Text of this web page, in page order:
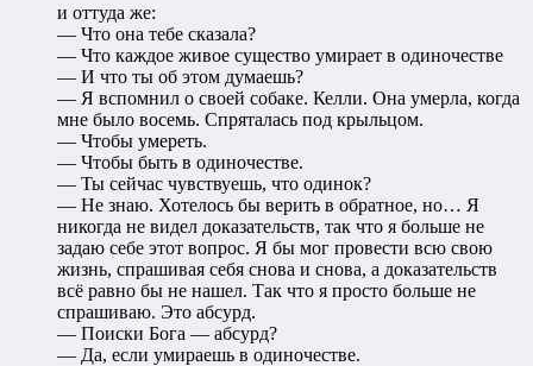
и оттуда же:
— Что она тебе сказала?
— Что каждое живое существо умирает в одиночестве
— И что ты об этом думаешь?
— Я вспомнил о своей собаке. Келли. Она умерла, когда
мне было восемь. Спряталась под крыльцом.
— Чтобы умереть.
— Чтобы быть в одиночестве.
— Ты сейчас чувствуешь, что одинок?
— Не знаю. Хотелось бы верить в обратное, но… Я
никогда не видел доказательств, так что я больше не
задаю себе этот вопрос. Я бы мог провести всю свою
жизнь, спрашивая себя снова и снова, а доказательств
всё равно бы не нашел. Так что я просто больше не
спрашиваю. Это абсурд.
— Поиски Бога — абсурд?
— Да, если умираешь в одиночестве.